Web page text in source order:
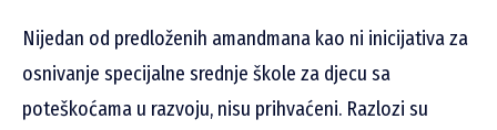
Nijedan od predloženih amandmana kao ni inicijativa za
osnivanje specijalne srednje škole za djecu sa
poteškoćama u razvoju, nisu prihvaćeni. Razlozi su